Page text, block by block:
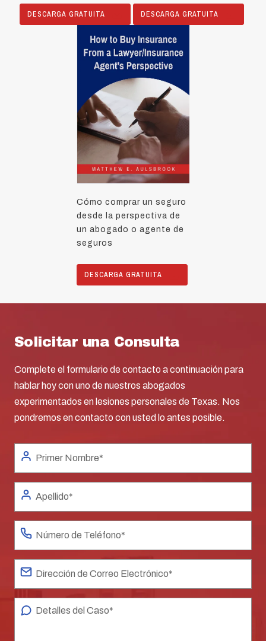
DESCARGA GRATUITA DESCARGA GRATUITA
Cómo comprar un seguro
desde la perspectiva de
un abogado o agente de
seguros
DESCARGA GRATUITA
Solicitar una Consulta
Complete el formulario de contacto a continuación para
hablar hoy con uno de nuestros abogados
experimentados en lesiones personales de Texas. Nos
pondremos en contacto con usted lo antes posible.